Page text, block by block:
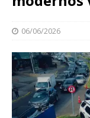
06/06/2026